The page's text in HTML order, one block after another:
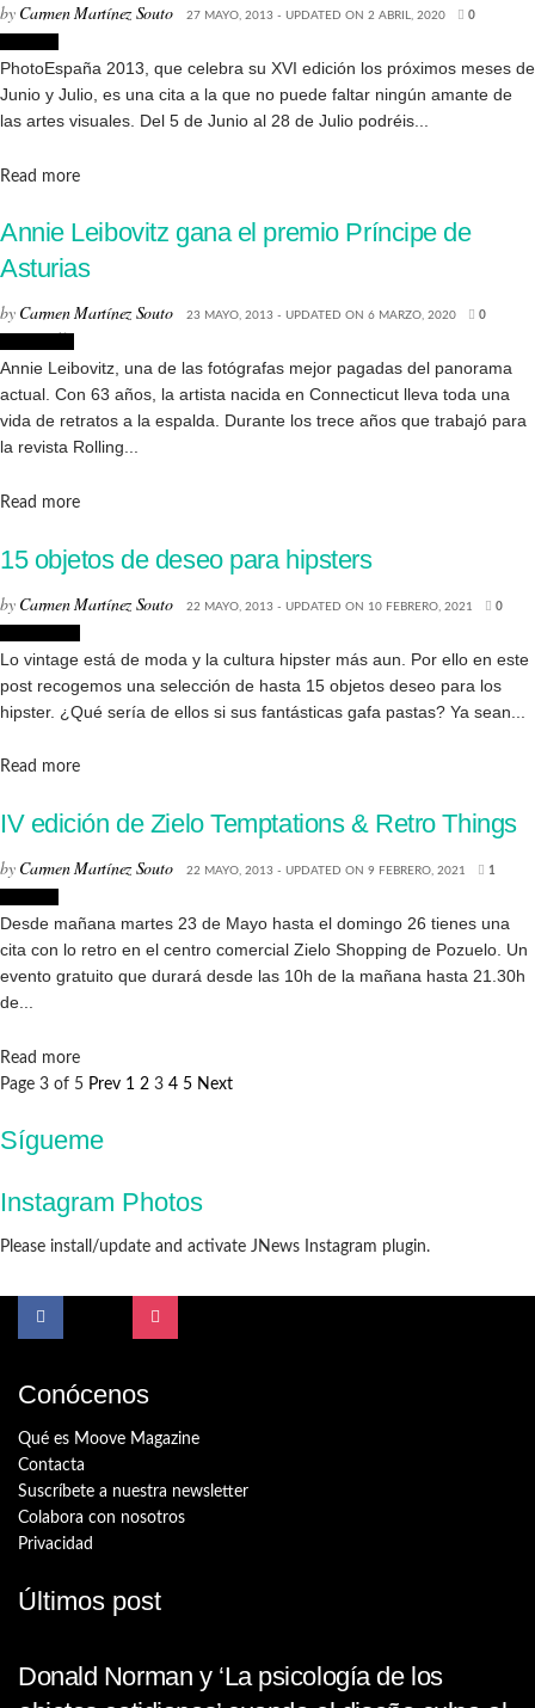
by Carmen Martínez Souto 27 MAYO, 2013 - UPDATED ON 2 ABRIL, 2020 0
PhotoEspaña 2013, que celebra su XVI edición los próximos meses de
Junio y Julio, es una cita a la que no puede faltar ningún amante de
las artes visuales. Del 5 de Junio al 28 de Julio podréis...
Read moreDetails
Annie Leibovitz gana el premio Príncipe de
Asturias
by Carmen Martínez Souto 23 MAYO, 2013 - UPDATED ON 6 MARZO, 2020 0
Annie Leibovitz, una de las fotógrafas mejor pagadas del panorama
actual. Con 63 años, la artista nacida en Connecticut lleva toda una
vida de retratos a la espalda. Durante los trece años que trabajó para
la revista Rolling...
Read moreDetails
15 objetos de deseo para hipsters
by Carmen Martínez Souto 22 MAYO, 2013 - UPDATED ON 10 FEBRERO, 2021 0
Lo vintage está de moda y la cultura hipster más aun. Por ello en este
post recogemos una selección de hasta 15 objetos deseo para los
hipster. ¿Qué sería de ellos si sus fantásticas gafa pastas? Ya sean...
Read moreDetails
IV edición de Zielo Temptations & Retro Things
by Carmen Martínez Souto 22 MAYO, 2013 - UPDATED ON 9 FEBRERO, 2021 1
Desde mañana martes 23 de Mayo hasta el domingo 26 tienes una
cita con lo retro en el centro comercial Zielo Shopping de Pozuelo. Un
evento gratuito que durará desde las 10h de la mañana hasta 21.30h
de...
Read moreDetails
Page 3 of 5 Prev 1 2 3 4 5 Next
Sígueme
Instagram Photos
Please install/update and activate JNews Instagram plugin.
Conócenos
Qué es Moove Magazine
Contacta
Suscríbete a nuestra newsletter
Colabora con nosotros
Privacidad
Últimos post
Donald Norman y ‘La psicología de los